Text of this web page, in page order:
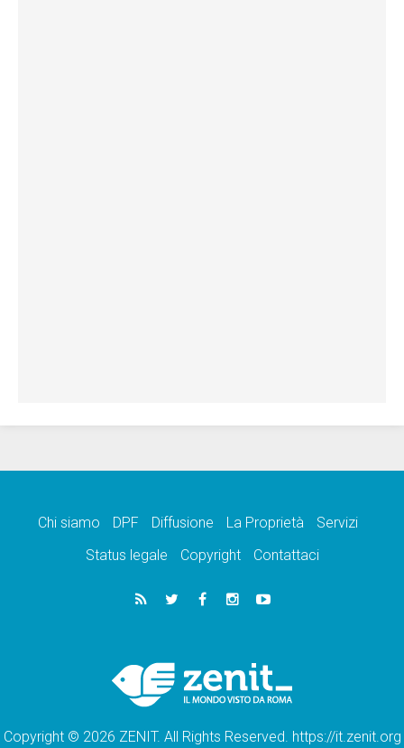
Chi siamo DPF Diffusione La Proprietà
Servizi
Status legale
Copyright Contattaci
Copyright © 2026 ZENIT. All Rights Reserved. https://it.zenit.org